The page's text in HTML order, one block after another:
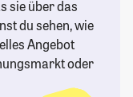
sie über das
du sehen, wie
Angebot
oder